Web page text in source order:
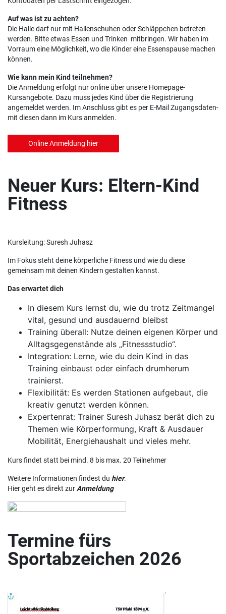
Auf was ist zu achten?
Die Halle darf nur mit Hallenschuhen oder Schläppchen betreten
werden. Bitte etwas Essen und Trinken mitbringen. Wir haben im
Vorraum eine Möglichkeit, wo die Kinder eine Essenspause machen
können.
Wie kann mein Kind teilnehmen?
Die Anmeldung erfolgt nur online über unsere Homepage-
Kursangebote. Dazu muss jedes Kind über die Registrierung
angemeldet werden. Im Anschluss gibt es per E-Mail Zugangsdaten-
mit diesen dann im Kurs anmelden.
Online Anmeldung hier
Neuer Kurs: Eltern-Kind
Fitness
Kursleitung: Suresh Juhasz
Im Fokus steht deine körperliche Fitness und wie du diese
gemeinsam mit deinen Kindern gestalten kannst.
Das erwartet dich
In diesem Kurs lernst du, wie du trotz Zeitmangel
vital, gesund und ausdauernd bleibst
Training überall: Nutze deinen eigenen Körper und
Alltagsgegenstände als „Fitnessstudio“.
Integration: Lerne, wie du dein Kind in das
Training einbaust oder einfach drumherum
trainierst.
Flexibilität: Es werden Stationen aufgebaut, die
kreativ genutzt werden können.
Expertenrat: Trainer Suresh Juhasz berät dich zu
Themen wie Körperformung, Kraft & Ausdauer
Mobilität, Energiehaushalt und vieles mehr.
Kurs findet statt bei mind. 8 bis max. 20 Teilnehmer
Weitere Informationen findest du hier.
Hier geht es direkt zur Anmeldung
Termine fürs
Sportabzeichen 2026